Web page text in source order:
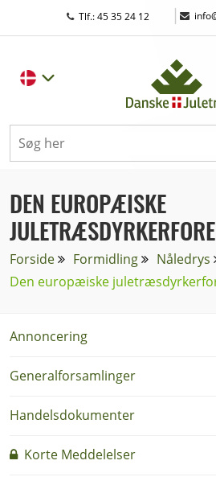
Tlf.: 45 35 24 12 |
DEN EUROPÆISKE
Forside Formidling Nåledrys
Den europæiske
Annoncering
Generalforsamlinger
Handelsdokumenter
Korte Meddelelser